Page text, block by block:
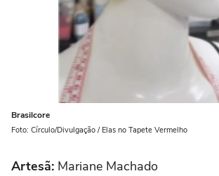
Brasilcore
Foto: Círculo/Divulgação / Elas no Tapete Vermelho
Artesã: Mariane Machado